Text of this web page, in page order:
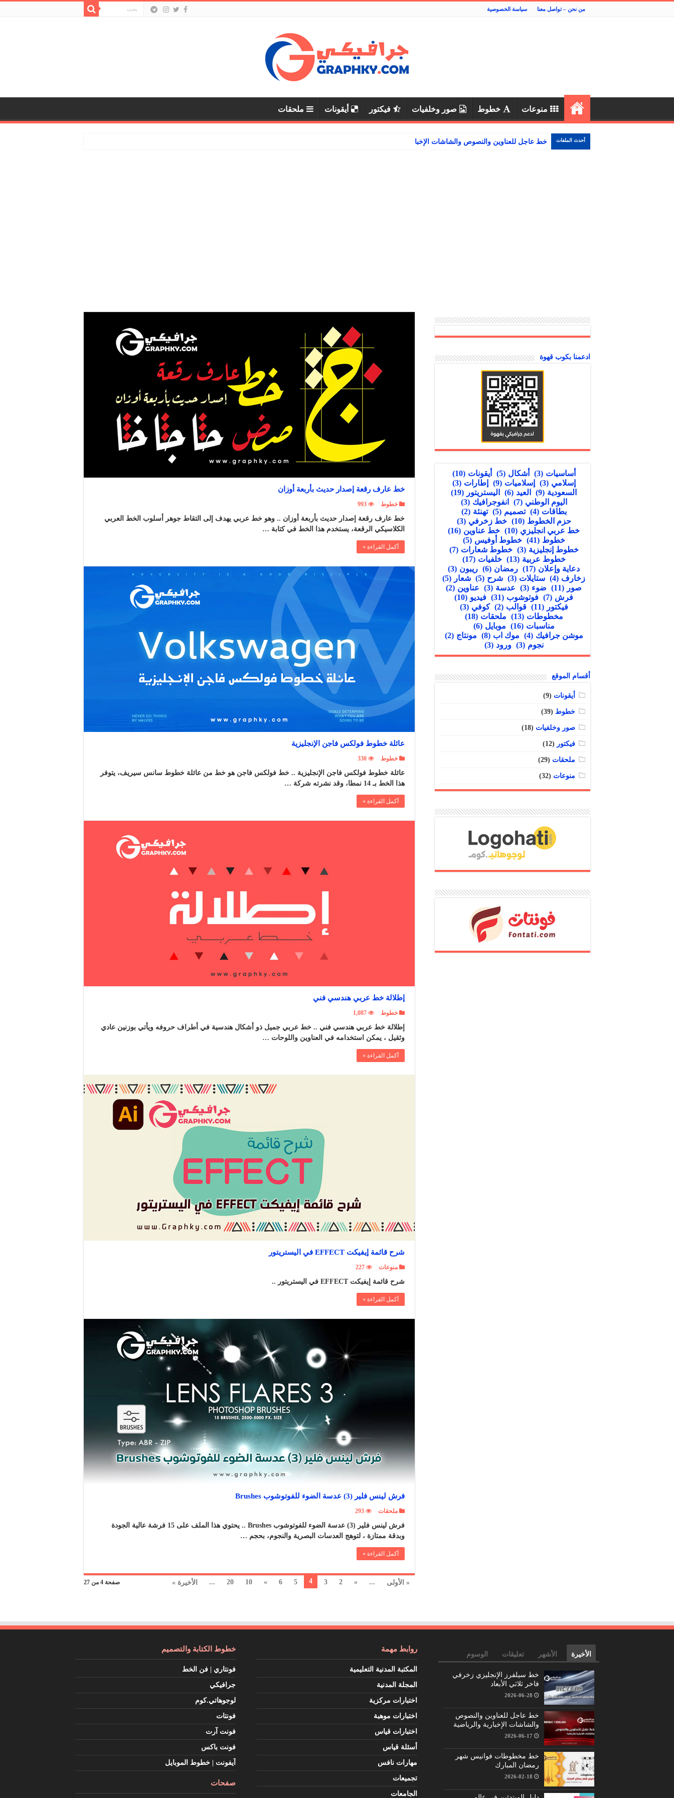
من نحن – تواصل معنا سياسة الخصوصية
منوعات خطوط صور وخلفيات فيكتور أيقونات ملحقات
أحدث الملفات خط عاجل للعناوين والنصوص والشاشات الإخبارية والرياضية
خط عارف رقعة إصدار حديث بأربعة أوزان
خطوط 993
خط عارف رقعة إصدار حديث بأربعة أوزان .. وهو خط عربي يهدف إلى التقاط جوهر أسلوب الخط العربي
الكلاسيكي الرقعة، يستخدم هذا الخط في كتابة …
أكمل القراءة »
عائلة خطوط فولكس فاجن الإنجليزية
خطوط 330
عائلة خطوط فولكس فاجن الإنجليزية .. خط فولكس فاجن هو خط من عائلة خطوط سانس سيريف، يتوفر
هذا الخط بـ 14 نمطا، وقد نشرته شركة …
أكمل القراءة »
إطلالة خط عربي هندسي فني
خطوط 1,087
إطلالة خط عربي هندسي فني .. خط عربي جميل ذو أشكال هندسية في أطراف حروفه ويأتي بوزنين عادي
وثقيل ، يمكن استخدامه في العناوين واللوحات …
أكمل القراءة »
شرح قائمة إيفيكت EFFECT في اليستريتور
منوعات 227
شرح قائمة إيفيكت EFFECT في اليستريتور ..
أكمل القراءة »
فرش لينس فلير (3) عدسة الضوء للفوتوشوب Brushes
ملحقات 293
فرش لينس فلير (3) عدسة الضوء للفوتوشوب Brushes .. يحتوي هذا الملف على 15 فرشة عالية الجودة
وبدقة ممتازة ، لتوهج العدسات البصرية والنجوم، بحجم …
أكمل القراءة »
صفحة 4 من 27 « الأولى ...
«
2
3
4
5
6
»
10
20
... الأخيرة »
ادعمنا بكوب قهوة
أساسيات (3) أشكال (5) أيقونات (10)
إسلامي (3) إسلاميات (9) إطارات (3)
السعودية (9) العيد (6) اليستريتور (19)
اليوم الوطني (7) انفوجرافيك (3)
بطاقات (4) تصميم (5) تهنئة (2)
حزم الخطوط (10) خط زخرفي (3)
خط عربي انجليزي (10) خط عناوين (16)
خطوط (41) خطوط أوفيس (5)
خطوط إنجليزية (3) خطوط شعارات (7)
خطوط عربية (13) خلفيات (17)
دعاية وإعلان (17) رمضان (6) ريبون (3)
زخارف (4) ستايلات (3) شرح (5) شعار (5)
صور (11) ضوء (3) عدسة (3) عناوين (2)
فرش (7) فوتوشوب (31) فيديو (10)
فيكتور
(11) قوالب (2) كوفي (3)
مخطوطات (13) ملحقات (18)
مناسبات (16) موبايل (6)
موشن جرافيك (4) موك اب (8) مونتاج (2)
نجوم (3) ورود (3)
أقسام الموقع
أيقونات (9)
خطوط (39)
صور وخلفيات (18)
فيكتور (12)
ملحقات (29)
منوعات (32)
الأخيرة الأشهر تعليقات الوسوم
خط سيلفرز الإنجليزي زخرفي
فاخر ثلاثي الأبعاد
2026-06-28
خط عاجل للعناوين والنصوص
والشاشات الإخبارية والرياضية
2026-06-17
خط مخطوطات فوانيس شهر
رمضان المبارك
2026-02-18
روابط مهمة
المكتبة المدنية التعليمية
المجلة المدنية
اختبارات مركزية
اختبارات موهبة
اختبارات قياس
أسئلة قياس
مهارات نافس
تجميعات
الجامعات
خطوط الكتابة والتصميم
فونتاري | فن الخط
جرافيكي
لوجوهاتي.كوم
فونتات
فونت آرت
فونت باكس
آيفونت | خطوط الموبايل
صفحات